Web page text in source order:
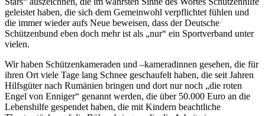
geleistet haben, die sich dem Gemeinwohl verpflichtet fühlen und
die immer wieder aufs Neue beweisen, dass der Deutsche
Schützenbund eben doch mehr ist als „nur“ ein Sportverband unter
vielen.
Wir haben Schützenkameraden und –kameradinnen gesehen, die für
ihren Ort viele Tage lang Schnee geschaufelt haben, die seit Jahren
Hilfsgüter nach Rumänien bringen und dort nur noch „die roten
Engel von Enniger“ genannt werden, die über 50.000 Euro an die
Lebenshilfe gespendet haben, die mit Kindern beachtliche